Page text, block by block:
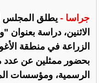
جراسا - يطلق المجلس
الاثنين، دراسة
الزراعة في منطقة
بحضور ممثلين عن عدد
الرسمية، ومؤسسات